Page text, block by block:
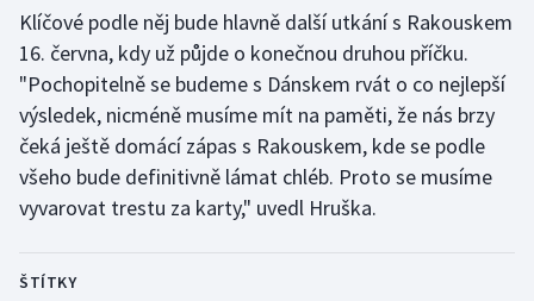
Moderní pětiboj
Motorsport
Olympijské hry
Plavání
Klíčové podle něj bude hlavně další utkání s Rakouskem
16. června, kdy už půjde o konečnou druhou příčku.
"Pochopitelně se budeme s Dánskem rvát o co nejlepší
výsledek, nicméně musíme mít na paměti, že nás brzy
čeká ještě domácí zápas s Rakouskem, kde se podle
všeho bude definitivně lámat chléb. Proto se musíme
vyvarovat trestu za karty," uvedl Hruška.
ŠTÍTKY